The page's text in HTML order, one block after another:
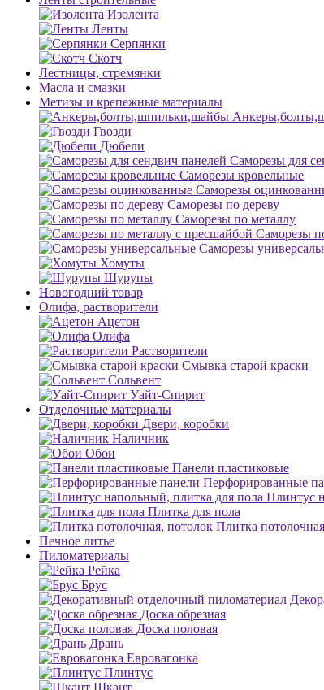
Изолента
Ленты
Серпянки
Скотч
Лестницы, стремянки
Масла и смазки
Метизы и крепежные материалы
Гвозди
Дюбели
Саморезы для
Саморезы кровельные
Саморезы
Саморезы по дереву
Саморезы по металлу
Саморезы
Саморезы
Хомуты
Шурупы
Новогодний товар
Олифа, растворители
Ацетон
Олифа
Растворители
Смывка старой краски
Сольвент
Уайт-Спирит
Отделочные материалы
Двери, коробки
Наличник
Обои
Панели пластиковые
Перфорированные
Плинтус
Плитка для пола
Плитка
Печное литье
Пиломатериалы
Рейка
Брус
Доска обрезная
Доска половая
Дрань
Евровагонка
Плинтус
Шкант